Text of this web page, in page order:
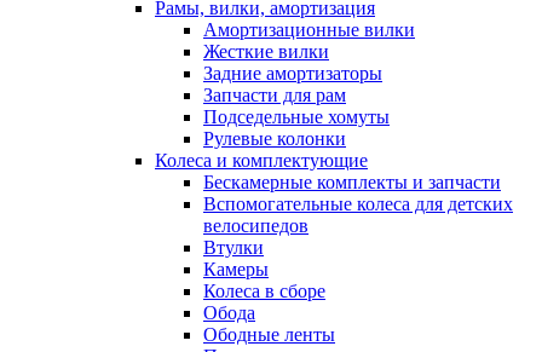
Рамы, вилки, амортизация
Амортизационные вилки
Жесткие вилки
Задние амортизаторы
Запчасти для рам
Подседельные хомуты
Рулевые колонки
Колеса и комплектующие
Бескамерные комплекты и запчасти
Вспомогательные колеса для детских
велосипедов
Втулки
Камеры
Колеса в сборе
Обода
Ободные ленты